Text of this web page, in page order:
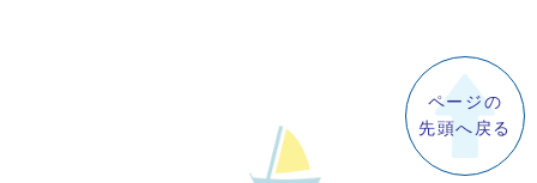
ページの
先頭へ戻る